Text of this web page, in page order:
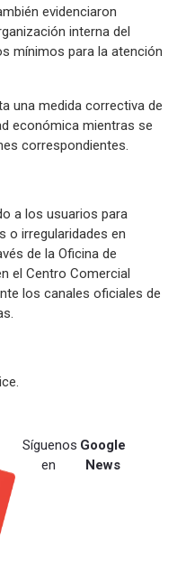
evidenciaron
interna del
mínimos para la atención
una medida correctiva de
económica mientras se
correspondientes.
a los usuarios para
o irregularidades en
de la Oficina de
el Centro Comercial
los canales oficiales de
Síguenos
en
Google
News